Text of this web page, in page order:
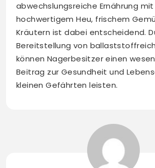
abwechslungsreiche Ernährung mit
hochwertigem Heu, frischem
Kräutern ist dabei entscheidend.
Bereitstellung von
können Nagerbesitzer einen
Beitrag zur Gesundheit und
kleinen Gefährten leisten.